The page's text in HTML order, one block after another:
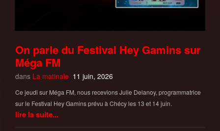
On parle du Festival Hey Gamins sur
Méga FM
dans La matinale 11 juin, 2026
Ce jeudi sur Méga FM, nous recevions Julie Delanoy, programmatrice
sur le Festival Hey Gamins prévu à Chécy les 13 et 14 juin.
lire la suite...